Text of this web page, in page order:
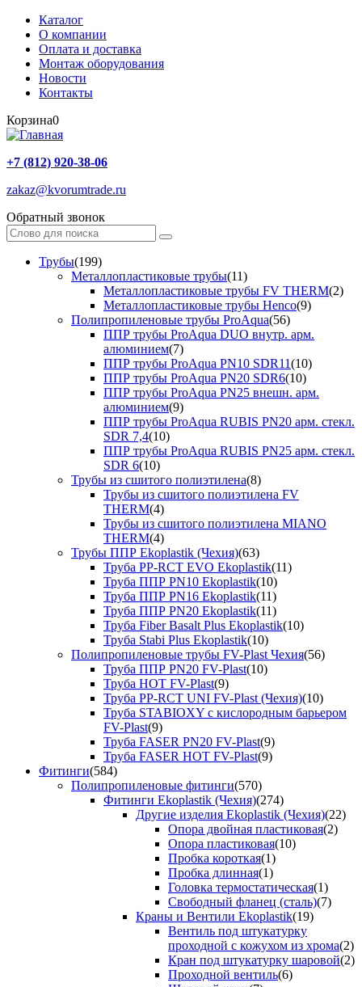
Каталог
О компании
Оплата и доставка
Монтаж оборудования
Новости
Контакты
Корзина0
+7 (812) 920-38-06
zakaz@kvorumtrade.ru
Обратный звонок
Трубы(199)
Металлопластиковые трубы(11)
Металлопластиковые трубы FV THERM(2)
Металлопластиковые трубы Henco(9)
Полипропиленовые трубы ProAqua(56)
ППР трубы ProAqua DUO внутр. арм.
алюминием(7)
ППР трубы ProAqua PN10 SDR11(10)
ППР трубы ProAqua PN20 SDR6(10)
ППР трубы ProAqua PN25 внешн. арм.
алюминием(9)
ППР трубы ProAqua RUBIS PN20 арм. стекл.
SDR 7,4(10)
ППР трубы ProAqua RUBIS PN25 арм. стекл.
SDR 6(10)
Трубы из сшитого полиэтилена(8)
Трубы из сшитого полиэтилена FV
THERM(4)
Трубы из сшитого полиэтилена MIANO
THERM(4)
Трубы ППР Ekoplastik (Чехия)(63)
Труба PP-RCT EVO Ekoplastik(11)
Труба ППР PN10 Ekoplastik(10)
Труба ППР PN16 Ekoplastik(11)
Труба ППР PN20 Ekoplastik(11)
Труба Fiber Basalt Plus Ekoplastik(10)
Труба Stabi Plus Ekoplastik(10)
Полипропиленовые трубы FV-Plast Чехия(56)
Труба ППР PN20 FV-Plast(10)
Труба HOT FV-Plast(9)
Труба PP-RCT UNI FV-Plast (Чехия)(10)
Труба STABIOXY с кислородным барьером
FV-Plast(9)
Труба FASER PN20 FV-Plast(9)
Труба FASER HOT FV-Plast(9)
Фитинги(584)
Полипропиленовые фитинги(570)
Фитинги Ekoplastik (Чехия)(274)
Другие изделия Ekoplastik (Чехия)(22)
Опора двойная пластиковая(2)
Опора пластиковая(10)
Пробка короткая(1)
Пробка длинная(1)
Головка термостатическая(1)
Свободный фланец (сталь)(7)
Краны и Вентили Ekoplastik(19)
Вентиль под штукатурку
проходной с кожухом из хрома(2)
Кран под штукатурку шаровой(2)
Проходной вентиль(6)